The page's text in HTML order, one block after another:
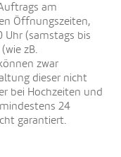
am
Öffnungszeiten,
Uhr (samstags bis
zB.
zwar
dieser nicht
bei Hochzeiten und
24
garantiert.